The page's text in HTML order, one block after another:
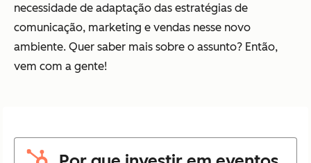
necessidade de adaptação das estratégias de
comunicação, marketing e vendas nesse novo
ambiente. Quer saber mais sobre o assunto? Então,
vem com a gente!